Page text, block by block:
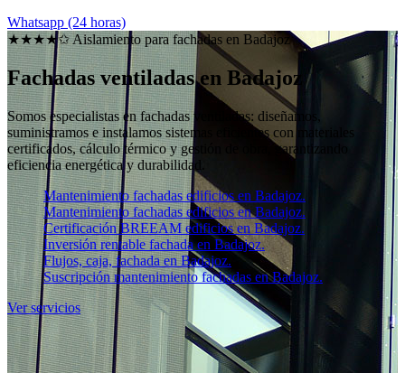
Whatsapp (24 horas)
★★★★✩ Aislamiento para fachadas en Badajoz
Fachadas ventiladas en Badajoz
Somos especialistas en fachadas ventiladas: diseñamos,
suministramos e instalamos sistemas eficientes con materiales
certificados, cálculo térmico y gestión de obra, garantizando
eficiencia energética y durabilidad.
Mantenimiento fachadas edificios en Badajoz.
Mantenimiento fachadas edificios en Badajoz.
Certificación BREEAM edificios en Badajoz.
Inversión rentable fachada en Badajoz.
Flujos, caja, fachada en Badajoz.
Suscripción mantenimiento fachadas en Badajoz.
Ver servicios